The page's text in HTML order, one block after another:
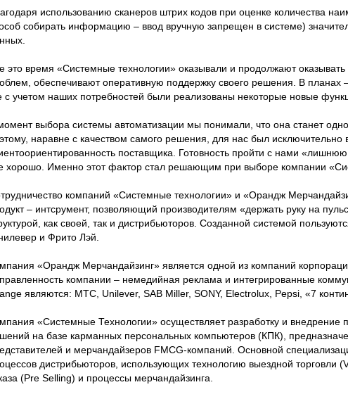
использованию сканеров штрих кодов при оценке количества
собирать информацию – ввод вручную запрещен в системе)
это время «Системные технологии» оказывали и продолжают
обеспечивают оперативную поддержку своего решения. В планах
с учетом наших потребностей были реализованы некоторые новые
выбора системы автоматизации мы понимали, что она станет
наравне с качеством самого решения, для нас был исключительно
поставщика. Готовность пройти с нами
хорошо. Именно этот фактор стал решающим при выборе компании
компаний «Системные технологии» и «Орандж
– интсрумент, позволяющий производителям «держать руку на
как своей, так и дистрибьюторов. Созданной системой
и Фрито Лэй.
«Орандж Мерчандайзинг» является одной из компаний
компании – немедийная реклама и интегрированные
являются: МТС, Unilever, SAB Miller, SONY, Electrolux, Pepsi, «7
«Системные Технологии» осуществляет разработку и
на базе карманных персональных компьютеров (КПК),
и мерчандайзеров FMCG-компаний. Основной
дистрибьюторов, использующих технологию выездной торговли
(Pre Selling) и процессы мерчандайзинга.